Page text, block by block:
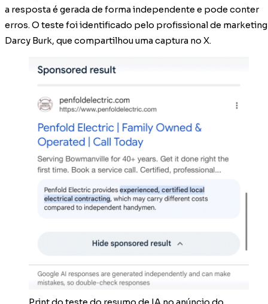
a resposta é gerada de forma independente e pode conter
erros. O teste foi identificado pelo profissional de marketing
Darcy Burk, que compartilhou uma captura no X.